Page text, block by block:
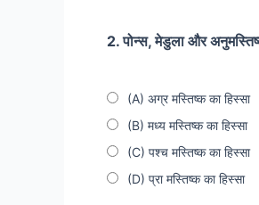
2. पोन्स, मेडुला और
(A) अग्र मस्तिष्क का हिस्सा
(B) मध्य मस्तिष्क का हिस्सा
(C) पश्च मस्तिष्क का हिस्सा
(D) प्रा मस्तिष्क का हिस्सा